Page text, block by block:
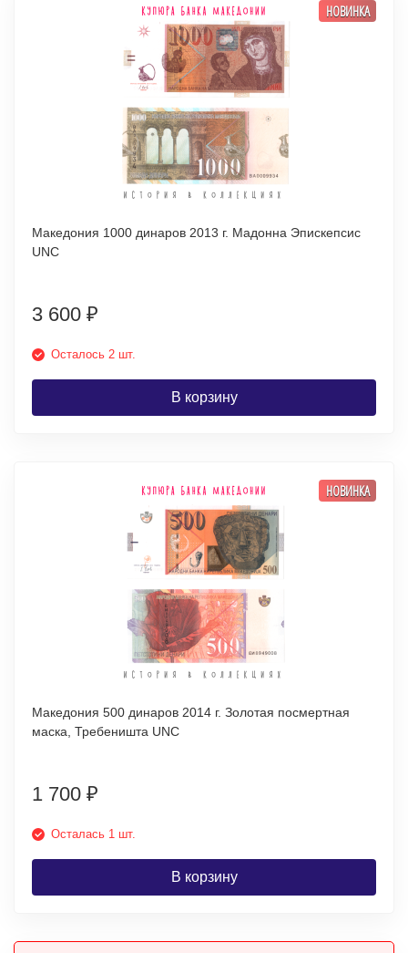
НОВИНКА
Македония 1000 динаров 2013 г. Мадонна Эпискепсис
UNC
3 600 ₽
Осталось 2 шт.
В корзину
НОВИНКА
Македония 500 динаров 2014 г. Золотая посмертная
маска, Требеништа UNC
1 700 ₽
Осталась 1 шт.
В корзину